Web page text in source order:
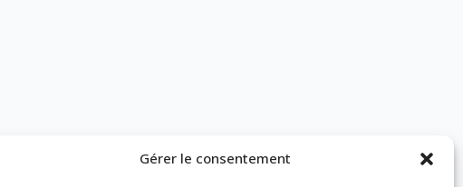
Gérer le consentement